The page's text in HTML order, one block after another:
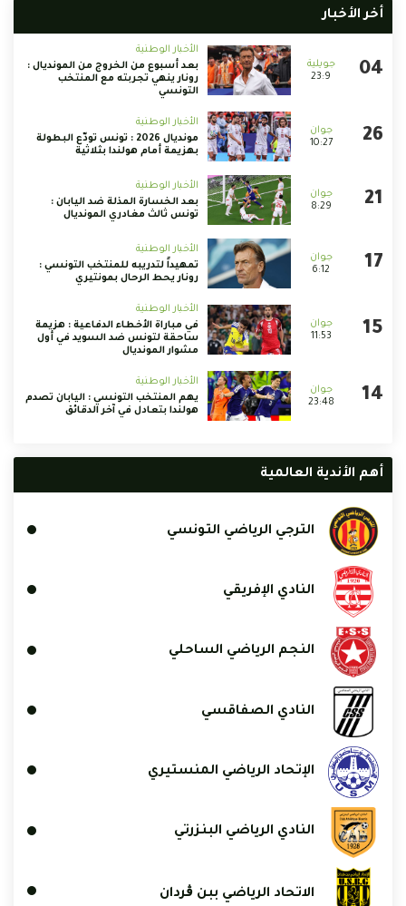
أخر الأخبار
23:9
الأخبار الوطنية
بعد أسبوع من الخروج من المونديال :
رونار ينهي تجربته مع المنتخب
التونسي
10:27
الأخبار الوطنية
مونديال 2026 : تونس تودّع البطولة
بهزيمة أمام هولندا بثلاثية
8:29
الأخبار الوطنية
بعد الخسارة المذلة ضد اليابان :
تونس ثالث مغادري المونديال
6:12
الأخبار الوطنية
تمهيداً لتدريبه للمنتخب التونسي :
رونار يحط الرحال بمونتيري
11:53
الأخبار الوطنية
في مباراة الأخطاء الدفاعية : هزيمة
ساحقة لتونس ضد السويد في أول
مشوار المونديال
23:48
الأخبار الوطنية
يهم المنتخب التونسي : اليابان تصدم
هولندا بتعادل في آخر الدقائق
أهم الأندية العالمية
الترجي الرياضي التونسي
النادي الإفريقي
النجم الرياضي الساحلي
النادي الصفاقسي
الإتحاد الرياضي المنستيري
النادي الرياضي البنزرتي
الاتحاد الرياضي ببن ڨردان